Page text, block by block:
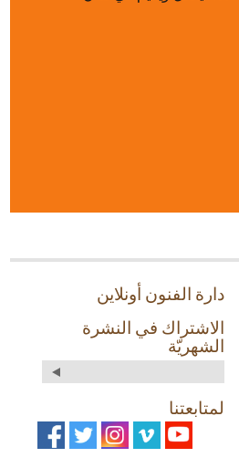
دارة الفنون أونلاين
الاشتراك في النشرة
الشهريّة
لمتابعتنا